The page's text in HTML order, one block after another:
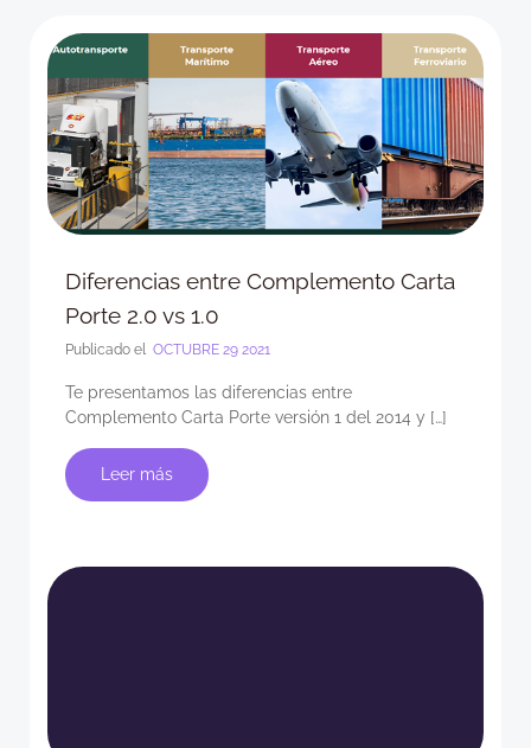
Diferencias entre Complemento Carta
Porte 2.0 vs 1.0
Publicado el OCTUBRE 29 2021
Te presentamos las diferencias entre
Complemento Carta Porte versión 1 del 2014 y […]
Leer más